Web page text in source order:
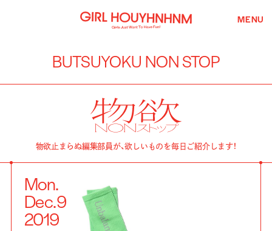
MENU
BUTSUYOKU NON STOP
物欲止まらぬ編集部員が、欲しいものを毎日ご紹介します！
Mon.
Dec.9
2019